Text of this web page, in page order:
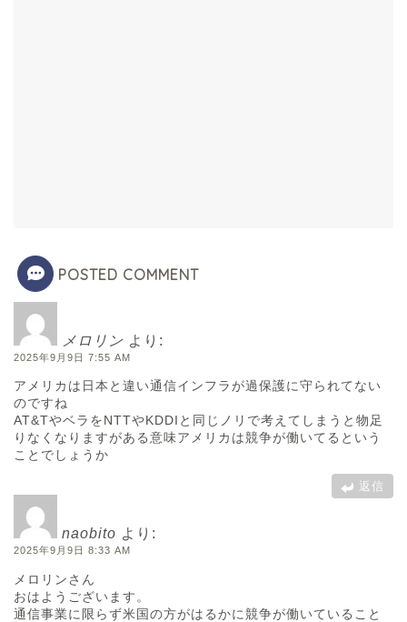
POSTED COMMENT
メロリン より:
2025年9月9日 7:55 AM
アメリカは日本と違い通信インフラが過保護に守られてない
のですね
AT&TやベラをNTTやKDDIと同じノリで考えてしまうと物足
りなくなりますがある意味アメリカは競争が働いてるという
ことでしょうか
返信
naobito より:
2025年9月9日 8:33 AM
メロリンさん
おはようございます。
通信事業に限らず米国の方がはるかに競争が働いていること